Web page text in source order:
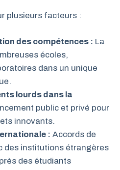
plusieurs facteurs :
des compétences : La
écoles,
dans un unique
lourds dans la
public et privé pour
innovants.
: Accords de
des institutions étrangères
des étudiants